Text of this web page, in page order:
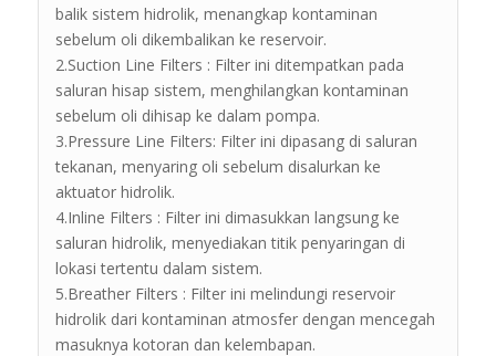
balik sistem hidrolik, menangkap kontaminan
sebelum oli dikembalikan ke reservoir.
2.Suction Line Filters : Filter ini ditempatkan pada
saluran hisap sistem, menghilangkan kontaminan
sebelum oli dihisap ke dalam pompa.
3.Pressure Line Filters: Filter ini dipasang di saluran
tekanan, menyaring oli sebelum disalurkan ke
aktuator hidrolik.
4.Inline Filters : Filter ini dimasukkan langsung ke
saluran hidrolik, menyediakan titik penyaringan di
lokasi tertentu dalam sistem.
5.Breather Filters : Filter ini melindungi reservoir
hidrolik dari kontaminan atmosfer dengan mencegah
masuknya kotoran dan kelembapan.